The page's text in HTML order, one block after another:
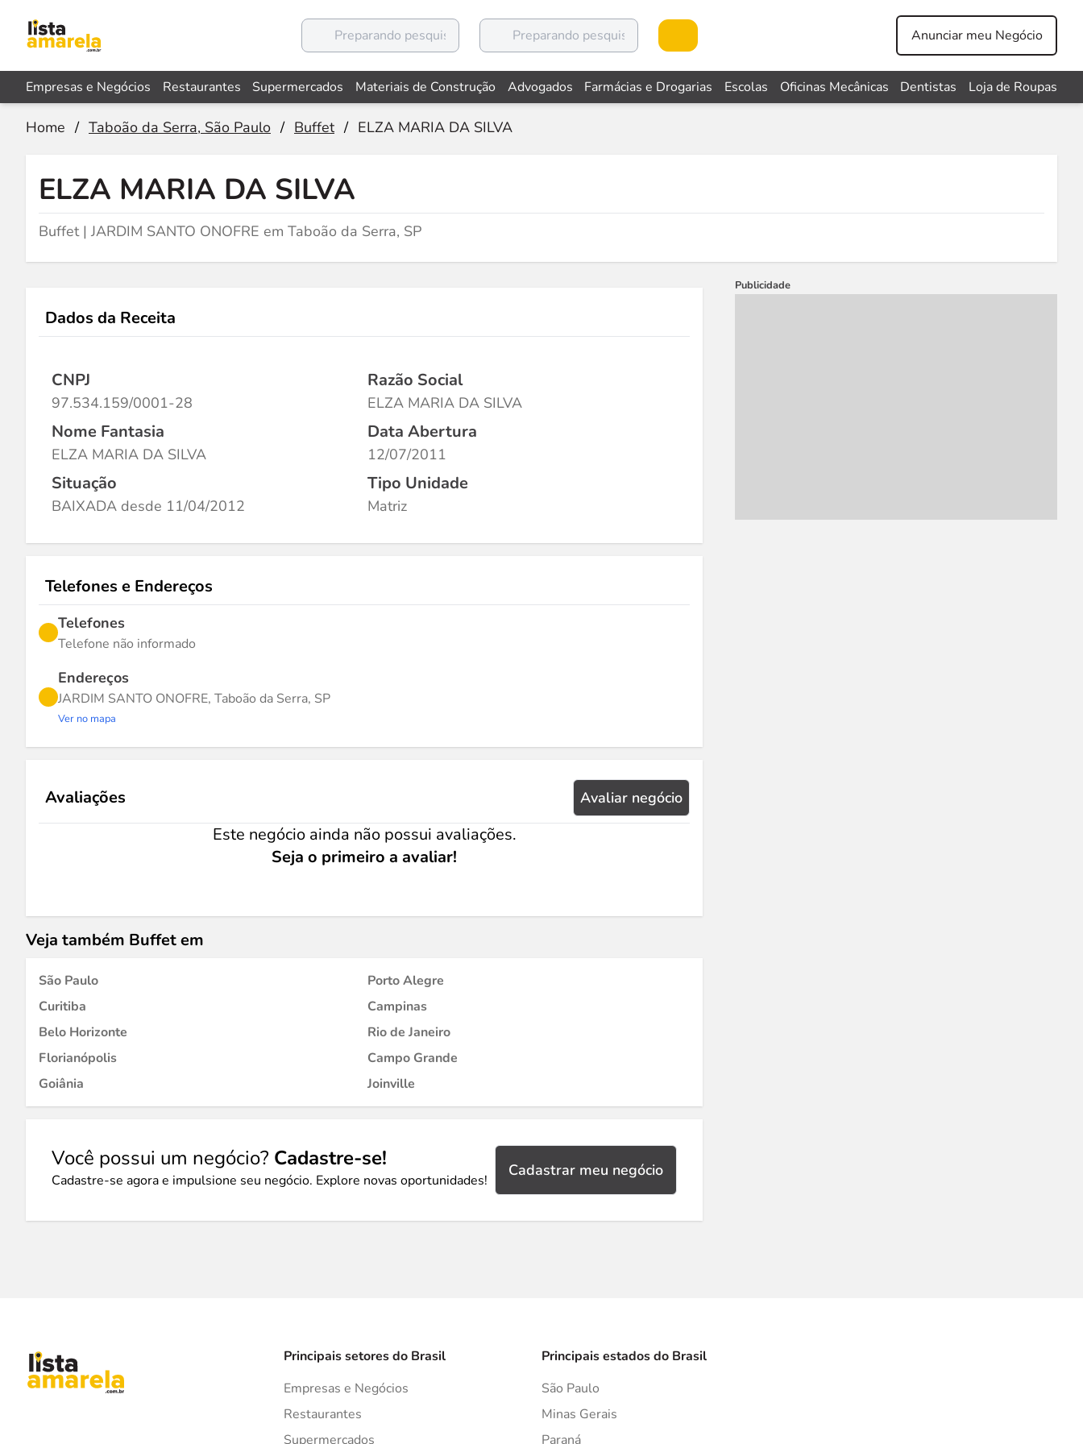
Anunciar meu Negócio
Empresas e Negócios Restaurantes Supermercados Materiais de Construção Advogados Farmácias e Drogarias Escolas Oficinas Mecânicas Dentistas Loja de Roupas
Home / Taboão da Serra, São Paulo / Buffet / ELZA MARIA DA SILVA
ELZA MARIA DA SILVA
Buffet | JARDIM SANTO ONOFRE em Taboão da Serra, SP
Dados da Receita
CNPJ
97.534.159/0001-28
Razão Social
ELZA MARIA DA SILVA
Nome Fantasia
ELZA MARIA DA SILVA
Data Abertura
12/07/2011
Situação
BAIXADA desde 11/04/2012
Tipo Unidade
Matriz
Telefones e Endereços
Telefones
Telefone não informado
Endereços
JARDIM SANTO ONOFRE, Taboão da Serra, SP
Ver no mapa
Avaliações Avaliar negócio
Este negócio ainda não possui avaliações.
Seja o primeiro a avaliar!
Veja também Buffet em
São Paulo
Porto Alegre
Curitiba
Campinas
Belo Horizonte
Rio de Janeiro
Florianópolis
Campo Grande
Goiânia
Joinville
Você possui um negócio? Cadastre-se!
Cadastre-se agora e impulsione seu negócio. Explore novas oportunidades!
Cadastrar meu negócio
Publicidade
Principais setores do Brasil
Empresas e Negócios
Restaurantes
Supermercados
Principais estados do Brasil
São Paulo
Minas Gerais
Paraná